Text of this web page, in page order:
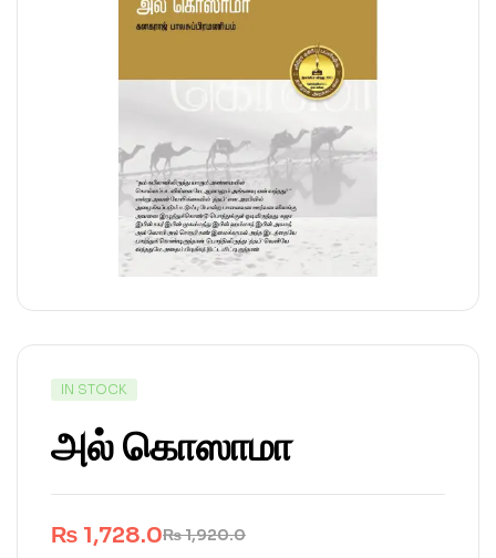
IN STOCK
அல் கொஸாமா
₨1,920.0
₨ 1,728.0